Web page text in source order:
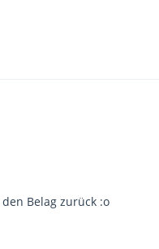
Belag zurück :o